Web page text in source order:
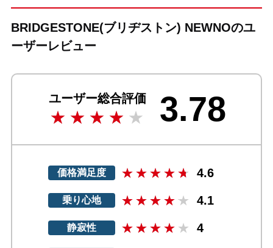
BRIDGESTONE(ブリヂストン) NEWNOのユ
ーザーレビュー
ユーザー総合評価 3.78
価格満足度 4.6
乗り心地 4.1
静寂性 4